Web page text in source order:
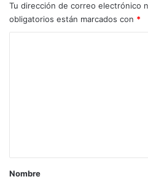
Tu dirección de correo electrónico
obligatorios están marcados con *
r
Nombre